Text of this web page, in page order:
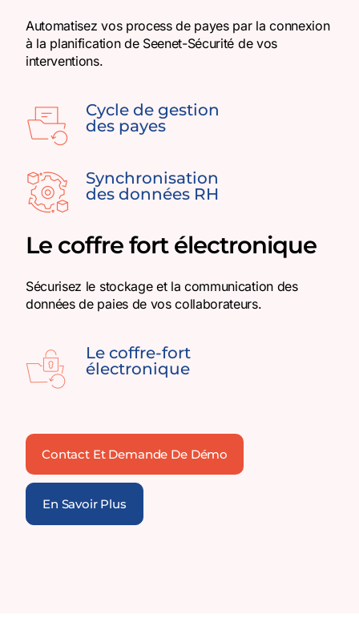
Automatisez vos process de payes par la connexion
à la planification de Seenet-Sécurité de vos
interventions.
Cycle de gestion
des payes
Synchronisation
des données RH
Le coffre fort électronique
Sécurisez le stockage et la communication des
données de paies de vos collaborateurs.
Le coffre-fort
électronique
Contact Et Demande De Démo
En Savoir Plus